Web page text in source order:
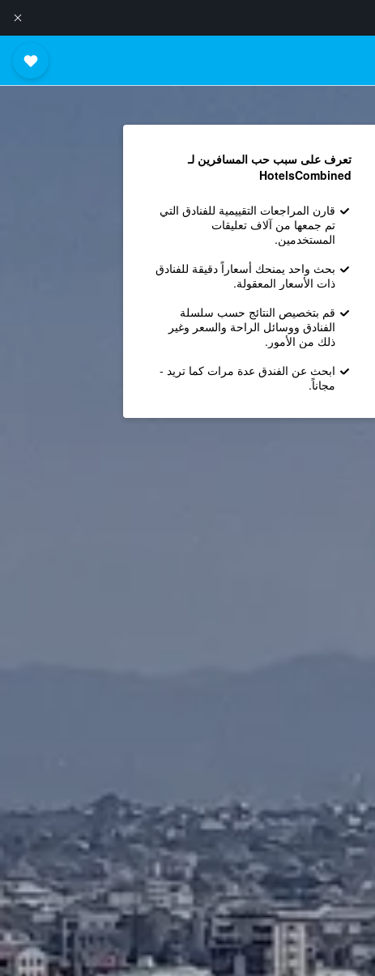
تعرف على سبب حب المسافرين لـ
HotelsCombined
قارن المراجعات التقييمية للفنادق التي
تم جمعها من آلاف تعليقات
المستخدمين.
بحث واحد يمنحك أسعاراً دقيقة للفنادق
ذات الأسعار المعقولة.
قم بتخصيص النتائج حسب سلسلة
الفنادق ووسائل الراحة والسعر وغير
ذلك من الأمور.
ابحث عن الفندق عدة مرات كما تريد -
مجاناً.